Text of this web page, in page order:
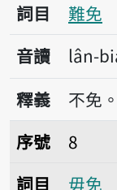
詞目
難免
音讀
lân-
釋義
不免。
序號8毋免
序號
8
詞目
毋免